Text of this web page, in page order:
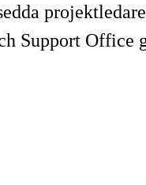
Support Office